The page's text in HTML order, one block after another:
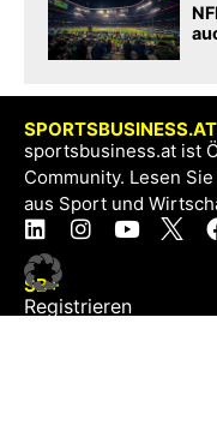
SPORTSBUSINESS.AT
sportsbusiness.at ist
Community. Lesen
aus Sport und
SB+
Registrieren